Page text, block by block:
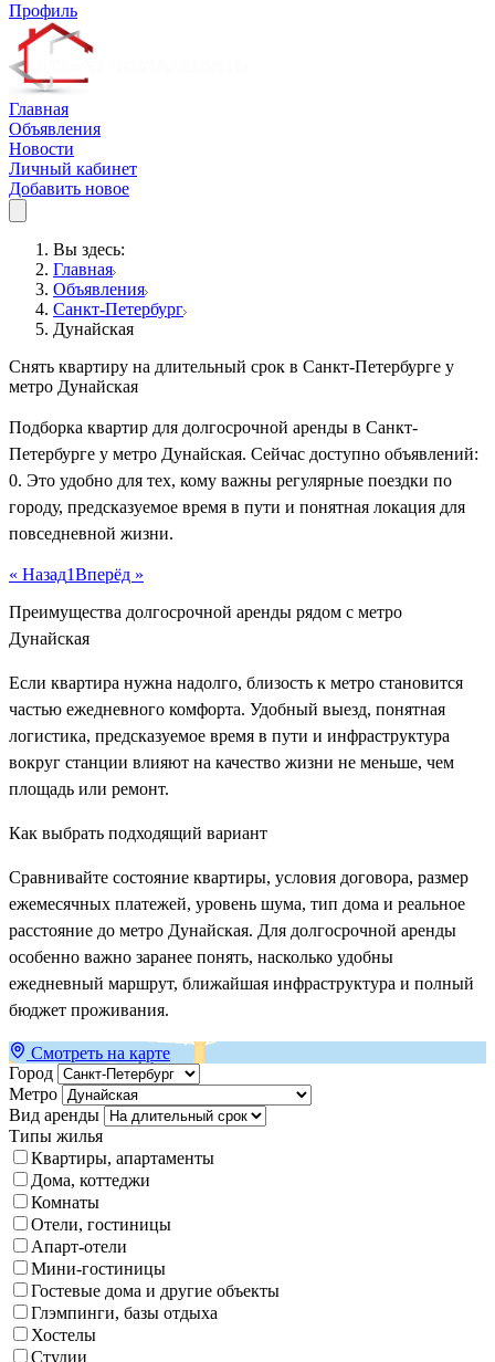
Профиль
Главная
Объявления
Новости
Личный кабинет
Добавить новое
Вы здесь:
Главная
Объявления
Санкт-Петербург
Дунайская
Снять квартиру на длительный срок в Санкт-Петербурге у
метро Дунайская
Подборка квартир для долгосрочной аренды в Санкт-
Петербурге у метро Дунайская. Сейчас доступно объявлений:
0. Это удобно для тех, кому важны регулярные поездки по
городу, предсказуемое время в пути и понятная локация для
повседневной жизни.
« Назад1Вперёд »
Преимущества долгосрочной аренды рядом с метро
Дунайская
Если квартира нужна надолго, близость к метро становится
частью ежедневного комфорта. Удобный выезд, понятная
логистика, предсказуемое время в пути и инфраструктура
вокруг станции влияют на качество жизни не меньше, чем
площадь или ремонт.
Как выбрать подходящий вариант
Сравнивайте состояние квартиры, условия договора, размер
ежемесячных платежей, уровень шума, тип дома и реальное
расстояние до метро Дунайская. Для долгосрочной аренды
особенно важно заранее понять, насколько удобны
ежедневный маршрут, ближайшая инфраструктура и полный
бюджет проживания.
Смотреть на карте
Город
Метро
Вид аренды
Типы жилья
Квартиры, апартаменты
Дома, коттеджи
Комнаты
Отели, гостиницы
Апарт-отели
Мини-гостиницы
Гостевые дома и другие объекты
Глэмпинги, базы отдыха
Хостелы
Студии